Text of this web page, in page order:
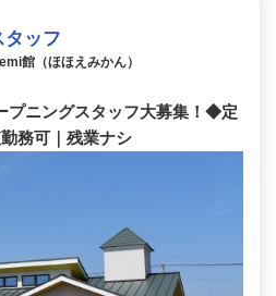
タッフ
館（ほほえみかん）
プニングスタッフ大募集！◆定
務可｜残業ナシ